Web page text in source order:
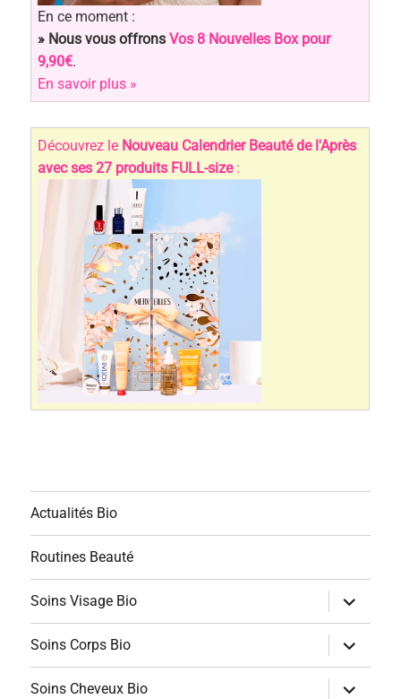
En ce moment :
» Nous vous offronsVos 8 Nouvelles Box pour
9,90€.
En savoir plus »
Découvrez le Nouveau Calendrier Beauté de l'Après
avec ses 27 produits FULL-size:
Actualités Bio
Routines Beauté
Soins Visage Bio
ouvrir
le
sous-
menu
Soins Corps Bio
ouvrir
le
sous-
menu
Soins Cheveux Bio
ouvrir